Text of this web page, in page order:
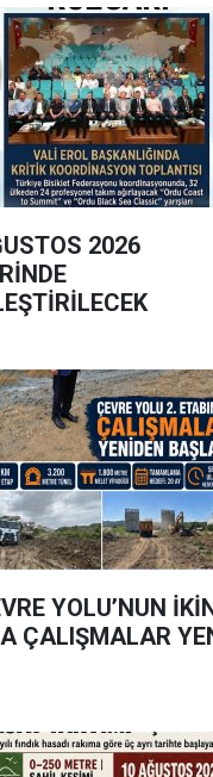
2026
YOLU’NUN
ÇALIŞMALAR